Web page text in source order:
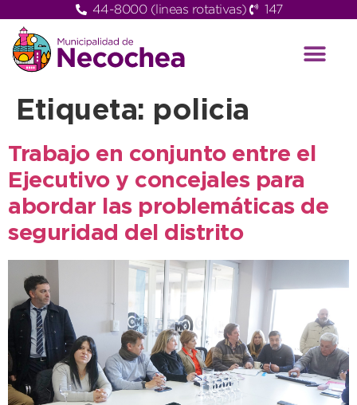
44-8000 (lineas rotativas) 147
Etiqueta: policia
Trabajo en conjunto entre el
Ejecutivo y concejales para
abordar las problemáticas de
seguridad del distrito